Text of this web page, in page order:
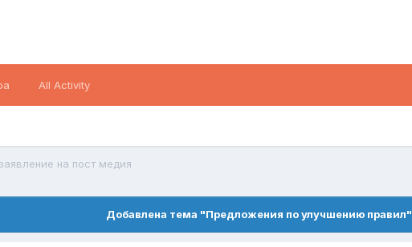
All Activity
заявление на пост медия
Добавлена тема "Предложения по улучшению правил"